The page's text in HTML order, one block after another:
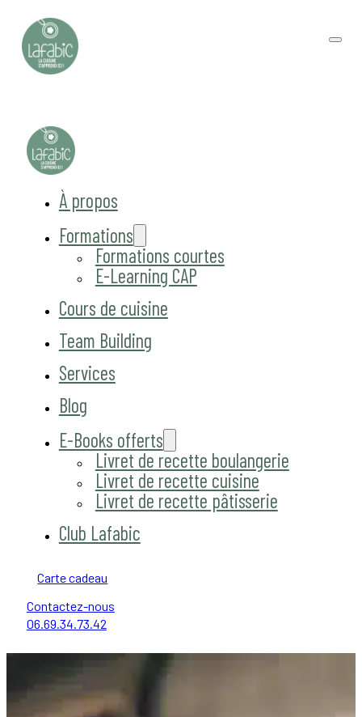
À propos
Formations
Formations courtes
E-Learning CAP
Cours de cuisine
Team Building
Services
Blog
E-Books offerts
Livret de recette boulangerie
Livret de recette cuisine
Livret de recette pâtisserie
Club Lafabic
Carte cadeau
Contactez-nous
06.69.34.73.42